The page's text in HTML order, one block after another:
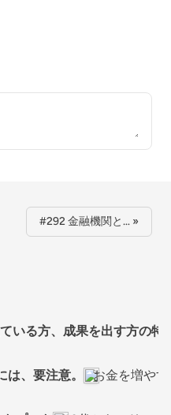
#292 金融機関と… »
いる方、成果を出す方の特
、要注意。 お金を増や